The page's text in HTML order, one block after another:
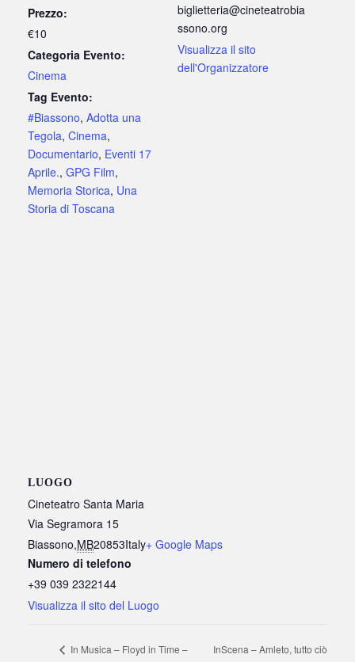
Prezzo:
€10
Categoria Evento:
Cinema
Tag Evento:
#Biassono, Adotta una
Tegola, Cinema,
Documentario, Eventi 17
Aprile., GPG Film,
Memoria Storica, Una
Storia di Toscana
biglietteria@cineteatrobia
ssono.org
Visualizza il sito
dell'Organizzatore
LUOGO
Cineteatro Santa Maria
Via Segramora 15
Biassono,MB20853Italy+ Google Maps
Numero di telefono
+39 039 2322144
Visualizza il sito del Luogo
In Musica – Floyd in Time –
InScena – Amleto, tutto ciò